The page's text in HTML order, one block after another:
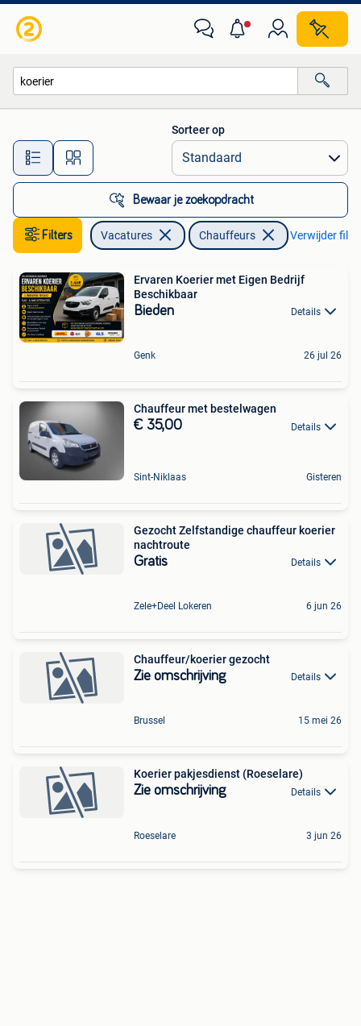
Alle afstanden…
Sorteer op
Bewaar je zoekopdracht
Filters Vacatures Chauffeurs Verwijder
Ervaren Koerier met Eigen Bedrijf
Beschikbaar
Bieden Details
Genk 26 jul 26
Chauffeur met bestelwagen
€ 35,00 Details
Sint-Niklaas Gisteren
Gezocht Zelfstandige chauffeur koerier
nachtroute
Gratis Details
Zele+Deel Lokeren 6 jun 26
Chauffeur/koerier gezocht
Zie omschrijving Details
Brussel 15 mei 26
Koerier pakjesdienst (Roeselare)
Zie omschrijving Details
Roeselare 3 jun 26